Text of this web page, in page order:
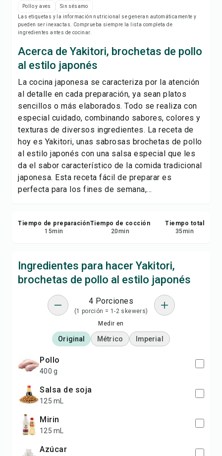
Compartir
Reportar
Pollo y aves
Sin sésamo
Las etiquetas y la información nutricional se generan automáticamente y
pueden ser inexactas. Comprueba siempre la lista completa de
ingredientes antes de cocinar.
Acerca de Yakitori, brochetas de pollo
al estilo japonés
La cocina japonesa se caracteriza por la atención
al detalle en cada preparación, ya sean platos
sencillos o más elaborados. Todo se realiza con
especial cuidado, combinando sabores, colores y
texturas de diversos ingredientes. La receta de
hoy es Yakitori, unas sabrosas brochetas de pollo
al estilo japonés con una salsa especial que les
da el sabor característico de la comida tradicional
japonesa. Esta receta fácil de preparar es
perfecta para los fines de semana,...
Tiempo de preparación
15min
Tiempo de cocción
20min
Tiempo total
35min
Ingredientes para hacer Yakitori,
brochetas de pollo al estilo japonés
4 Porciones
(1 porción = 1-2 skewers)
Medir en
Original Métrico Imperial
pollo
400 g
salsa de soja
125 mL
mirin
125 mL
azúcar